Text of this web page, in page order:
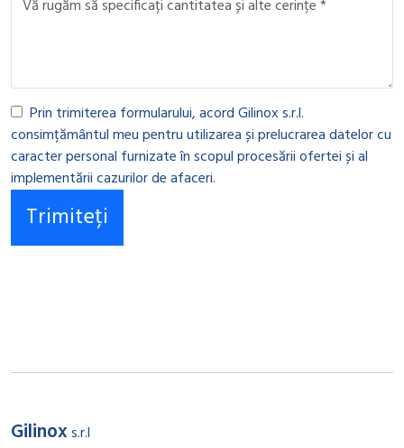
Prin trimiterea formularului, acord Gilinox s.r.l.
consimțământul meu pentru utilizarea și prelucrarea datelor cu
caracter personal furnizate în scopul procesării ofertei și al
implementării cazurilor de afaceri.
Gilinoxs.r.l